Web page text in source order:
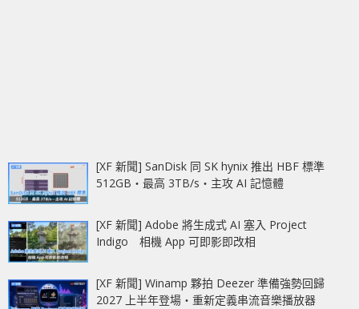
[XF 新聞] SanDisk 同 SK hynix 推出 HBF 標準
512GB‧最高 3TB/s‧主攻 AI 記憶體
[XF 新聞] Adobe 將生成式 AI 塞入 Project
Indigo 相機 App 可即影即改相
[XF 新聞] Winamp 夥拍 Deezer 準備強勢回歸
2027 上半年登場‧重新定義串流音樂播放器